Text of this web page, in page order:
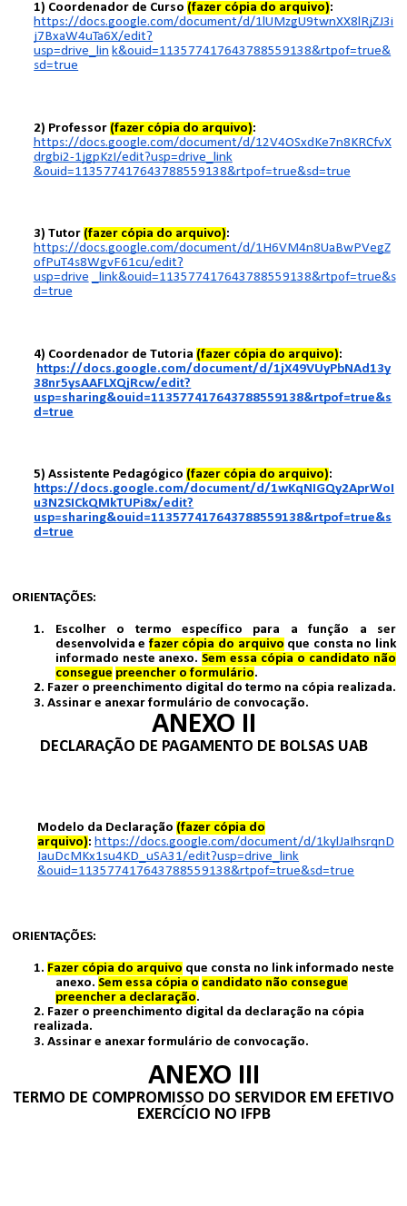
1) Coordenador de Curso (fazer cópia do arquivo):
https://docs.google.com/document/d/1lUMzgU9twnXX8lRjZJ3i
j7BxaW4uTa6X/edit?
usp=drive_lin k&ouid=113577417643788559138&rtpof=true&
sd=true
2) Professor (fazer cópia do arquivo):
https://docs.google.com/document/d/12V4OSxdKe7n8KRCfvX
drgbi2-1jgpKzI/edit?usp=drive_link
&ouid=113577417643788559138&rtpof=true&sd=true
3) Tutor (fazer cópia do arquivo):
https://docs.google.com/document/d/1H6VM4n8UaBwPVegZ
ofPuT4s8WgvF61cu/edit?
usp=drive
_link&ouid=113577417643788559138&rtpof=true&s
d=true
4) Coordenador de Tutoria (fazer cópia do arquivo):
https://docs.google.com/document/d/1jX49VUyPbNAd13y
38nr5ysAAFLXQjRcw/edit?
usp=sharing&ouid=113577417643788559138&rtpof=true&s
d=true
5) Assistente Pedagógico (fazer cópia do arquivo):
https://docs.google.com/document/d/1wKqNIGQy2AprWoI
u3N2SICkQMkTUPi8x/edit?
usp=sharing&ouid=113577417643788559138&rtpof=true&s
d=true
O RIENTAÇÕES:
1. Escolher o termo específico para a função a ser
desenvolvida e fazer cópia do arquivo que consta no link
informado neste anexo.Sem essa cópia o candidato não
consegue preencher o formulário.
2. Fazer o preenchimento digital do termo na cópia realizada.
3. Assinar e anexar formulário de convocação.
ANEXO II
DECLARAÇÃO DE PAGAMENTO DE BOLSAS UAB
Modelo da Declaração (fazer cópia do
arquivo): https://docs.google.com/document/d/1kylJaIhsrqnD
IauDcMKx1su4KD_uSA31/edit?usp=drive_link
&ouid=113577417643788559138&rtpof=true&sd=true
ORIENTAÇÕES:
1. Fazer cópia do arquivo que consta no link informado neste
anexo. Sem essa cópia o candidato não consegue
preencher a declaração.
2. Fazer o preenchimento digital da declaração na cópia
realizada.
3. Assinar e anexar formulário de convocação.
ANEXO III
TERMO DE COMPROMISSO DO SERVIDOR EM EFETIVO
EXERCÍCIO NO IFPB